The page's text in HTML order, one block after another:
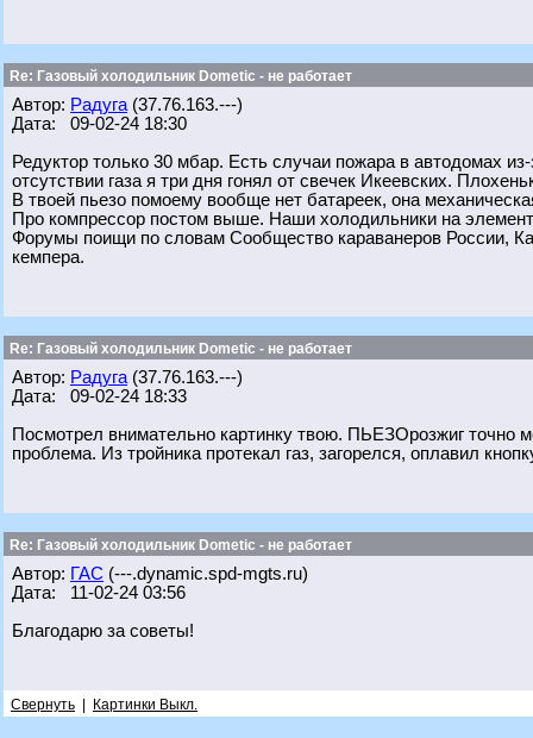
Re: Газовый холодильник Dometic - не работает
Автор: Радуга (37.76.163.---)
Дата: 09-02-24 18:30
Редуктор только 30 мбар. Есть случаи пожара в автодомах
отсутствии газа я три дня гонял от свечек Икеевских.
В твоей пьезо помоему вообще нет батареек, она
Про компрессор постом выше. Наши холодильники на
Форумы поищи по словам Сообщество караванеров России,
кемпера.
Re: Газовый холодильник Dometic - не работает
Автор: Радуга (37.76.163.---)
Дата: 09-02-24 18:33
Посмотрел внимательно картинку твою. ПЬЕЗОрозжиг точно
проблема. Из тройника протекал газ, загорелся, оплавил
Re: Газовый холодильник Dometic - не работает
Автор: ГАС (---.dynamic.spd-mgts.ru)
Дата: 11-02-24 03:56
Благодарю за советы!
Свернуть Картинки Выкл.